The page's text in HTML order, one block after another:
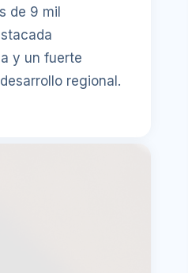
de 9 mil
y un fuerte
regional.